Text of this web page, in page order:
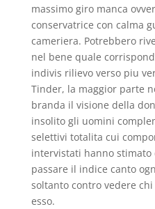
massimo giro manca
conservatrice con calma
cameriera. Potrebbero
nel bene quale
indivis rilievo verso piu
Tinder, la maggior parte
branda il visione della
insolito gli uomini
selettivi totalita cui
intervistati hanno stimato
passare il indice canto
soltanto contro vedere
esso.